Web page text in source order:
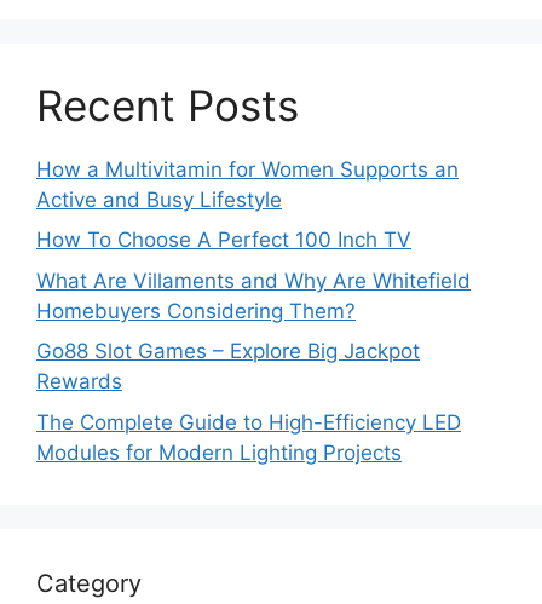
Recent Posts
How a Multivitamin for Women Supports an
Active and Busy Lifestyle
How To Choose A Perfect 100 Inch TV
What Are Villaments and Why Are Whitefield
Homebuyers Considering Them?
Go88 Slot Games – Explore Big Jackpot
Rewards
The Complete Guide to High-Efficiency LED
Modules for Modern Lighting Projects
Category